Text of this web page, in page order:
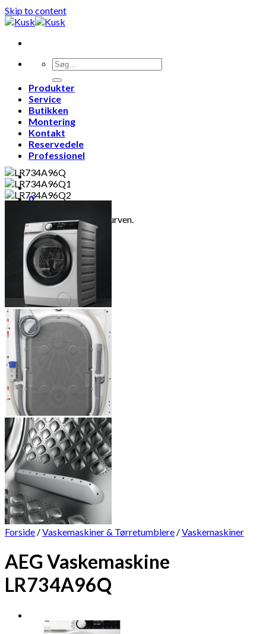
Skip to content
Produkter
Service
Butikken
Montering
Kontakt
Reservedele
Professionel
0
Ingen varer i kurven.
0
Kurv
Ingen varer i kurven.
Forside /Vaskemaskiner & Tørretumblere /Vaskemaskiner
AEG Vaskemaskine
LR734A96Q